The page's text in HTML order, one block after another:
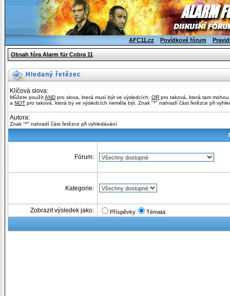
AFC11.cz Povídkové fórum
Obsah fóra Alarm für Cobra 11
Hledaný řetězec
Klíčová slova:
Můžete použítAND pro slova, která musí být ve výsledcích, OR pro taková, která tam
a NOT pro taková, která by ve výsledcích neměla být. Znak "*" nahradí část řetězce při
Autora:
Znak "*" nahradí část řetězce při vyhledávání
Fórum:
Kategorie:
Zobrazit výsledek jako: Příspěvky Témata